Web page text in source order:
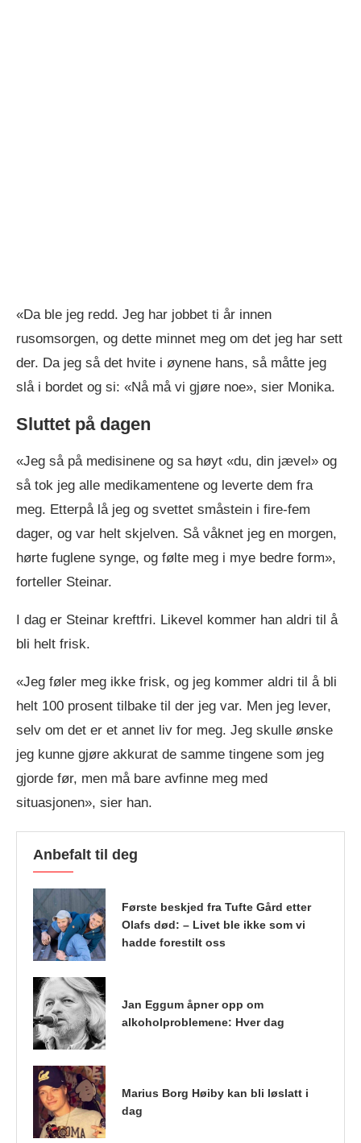
«Da ble jeg redd. Jeg har jobbet ti år innen
rusomsorgen, og dette minnet meg om det jeg har sett
der. Da jeg så det hvite i øynene hans, så måtte jeg
slå i bordet og si: «Nå må vi gjøre noe», sier Monika.
Sluttet på dagen
«Jeg så på medisinene og sa høyt «du, din jævel» og
så tok jeg alle medikamentene og leverte dem fra
meg. Etterpå lå jeg og svettet småstein i fire-fem
dager, og var helt skjelven. Så våknet jeg en morgen,
hørte fuglene synge, og følte meg i mye bedre form»,
forteller Steinar.
I dag er Steinar kreftfri. Likevel kommer han aldri til å
bli helt frisk.
«Jeg føler meg ikke frisk, og jeg kommer aldri til å bli
helt 100 prosent tilbake til der jeg var. Men jeg lever,
selv om det er et annet liv for meg. Jeg skulle ønske
jeg kunne gjøre akkurat de samme tingene som jeg
gjorde før, men må bare avfinne meg med
situasjonen», sier han.
Anbefalt til deg
Første beskjed fra Tufte Gård etter
Olafs død: – Livet ble ikke som vi
hadde forestilt oss
Jan Eggum åpner opp om
alkoholproblemene: Hver dag
Marius Borg Høiby kan bli løslatt i
dag